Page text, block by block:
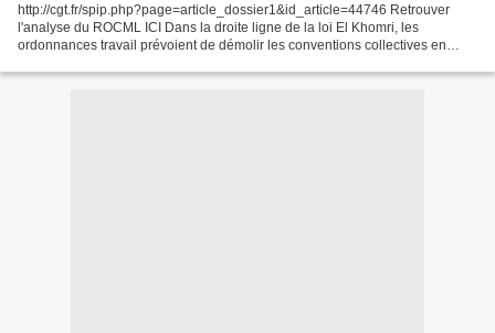
http://cgt.fr/spip.php?page=article_dossier1&id_article=44746 Retrouver
l'analyse du ROCML ICI Dans la droite ligne de la loi El Khomri, les
ordonnances travail prévoient de démolir les conventions collectives en